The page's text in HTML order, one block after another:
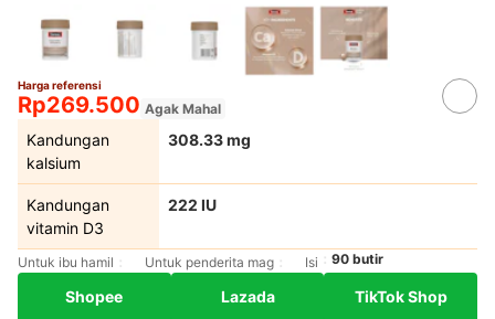
Harga referensi
Rp269.500 Agak Mahal
Kandungan
kalsium
308.33 mg
Kandungan
vitamin D3
222 IU
Untuk ibu hamil Untuk penderita mag Isi 90 butir
Shopee Lazada TikTok Shop